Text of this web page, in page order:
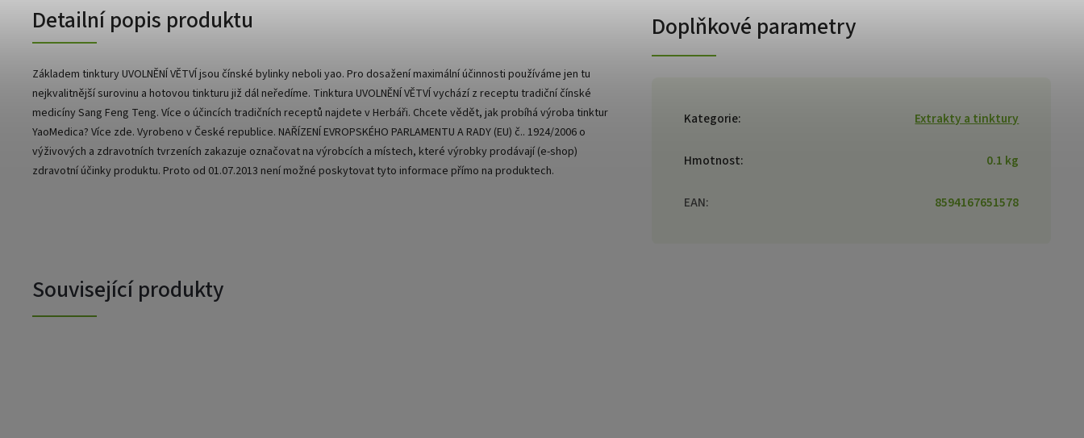
Detailní popis produktu
Základem tinktury UVOLNĚNÍ VĚTVÍ jsou čínské bylinky neboli yao. Pro dosažení maximální účinnosti používáme jen tu
nejkvalitnější surovinu a hotovou tinkturu již dál neředíme. Tinktura UVOLNĚNÍ VĚTVÍ vychází z receptu tradiční čínské
medicíny Sang Feng Teng. Více o účincích tradičních receptů najdete v Herbáři. Chcete vědět, jak probíhá výroba tinktur
YaoMedica? Více zde. Vyrobeno v České republice. NAŘÍZENÍ EVROPSKÉHO PARLAMENTU A RADY (EU) č.. 1924/2006 o
výživových a zdravotních tvrzeních zakazuje označovat na výrobcích a místech, které výrobky prodávají (e-shop)
zdravotní účinky produktu. Proto od 01.07.2013 není možné poskytovat tyto informace přímo na produktech.
Doplňkové parametry
Kategorie: Extrakty a tinktury
Hmotnost: 0.1 kg
EAN: 8594167651578
Související produkty